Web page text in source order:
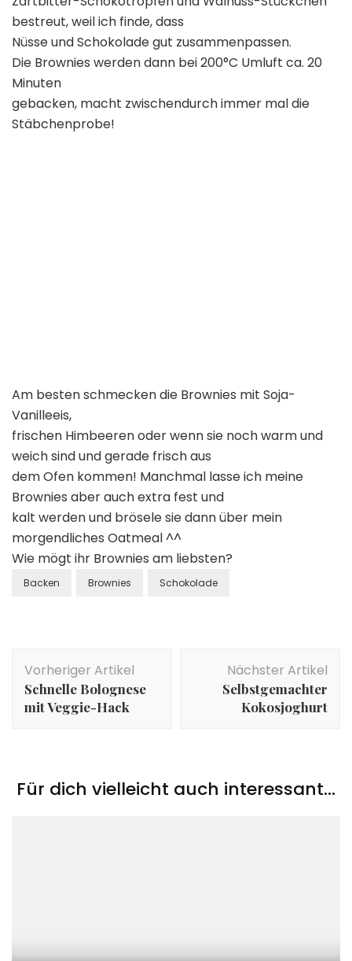
bestreut, weil ich finde, dass
Nüsse und Schokolade gut zusammenpassen.
Die Brownies werden dann bei 200°C Umluft ca. 20
Minuten
gebacken, macht zwischendurch immer mal die
Stäbchenprobe!
Am besten schmecken die Brownies mit Soja-
Vanilleeis,
frischen Himbeeren oder wenn sie noch warm und
weich sind und gerade frisch aus
dem Ofen kommen! Manchmal lasse ich meine
Brownies aber auch extra fest und
kalt werden und brösele sie dann über mein
morgendliches Oatmeal ^^
Wie mögt ihr Brownies am liebsten?
Backen Brownies Schokolade
Vorheriger Artikel
Schnelle Bolognese
mit Veggie-Hack
Nächster Artikel
Selbstgemachter
Kokosjoghurt
Für dich vielleicht auch interessant...